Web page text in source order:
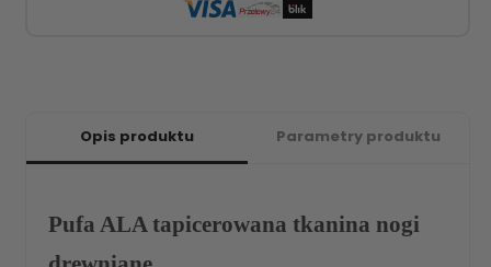
Opis produktu Parametry produktu
Pufa ALA tapicerowana tkanina nogi